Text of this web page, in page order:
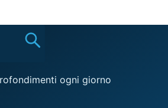
ogni giorno